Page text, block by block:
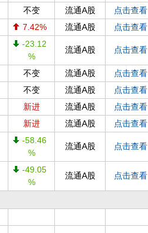
不变 流通A股
点击查看
7.42% 流通A股 点击查看
-23.12
%
流通A股 点击查看
不变 流通A股
点击查看
不变 流通A股
点击查看
新进 流通A股
点击查看
新进 流通A股 点击查看
-58.46
%
流通A股 点击查看
-49.05
%
流通A股 点击查看